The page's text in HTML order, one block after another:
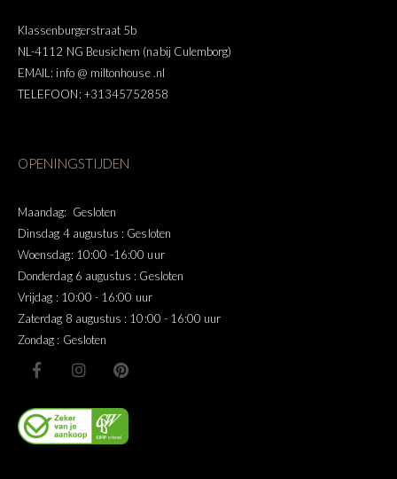
Klassenburgerstraat 5b
NL-4112 NG Beusichem (nabij Culemborg)
EMAIL: info @ miltonhouse .nl
TELEFOON: +31345752858
OPENINGSTIJDEN
Maandag: Gesloten
Dinsdag 4 augustus : Gesloten
Woensdag: 10:00 -16:00 uur
Donderdag 6 augustus : Gesloten
Vrijdag : 10:00 - 16:00 uur
Zaterdag 8 augustus : 10:00 - 16:00 uur
Zondag : Gesloten